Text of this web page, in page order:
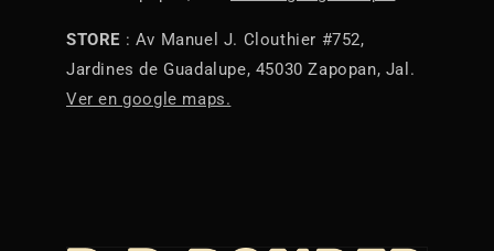
STORE : Av Manuel J. Clouthier #752,
Jardines de Guadalupe, 45030 Zapopan, Jal.
Ver en google maps.